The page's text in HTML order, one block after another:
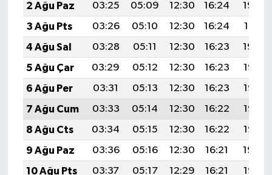
2 Ağu Paz
03:25 05:09 12:30 16:24
19:42
3 Ağu Pts
03:26 05:10 12:30 16:24
19:41
4 Ağu Sal
03:28 05:11 12:30 16:23
19:40
5 Ağu Çar
03:29 05:12 12:30 16:23
19:38
6 Ağu Per
03:31 05:13 12:30 16:23
19:37
7 Ağu Cum
03:33 05:14 12:30 16:22
19:36
8 Ağu Cts
03:34 05:15 12:30 16:22
19:35
9 Ağu Paz
03:36 05:16 12:30 16:21
19:34
10 Ağu Pts
03:37 05:17 12:29 16:21
19:32
Yaşam